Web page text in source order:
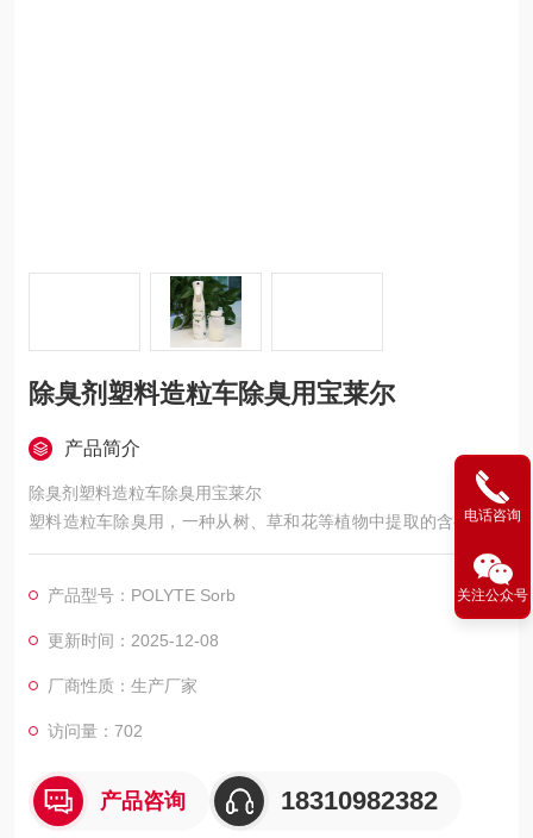
除臭剂塑料造粒车除臭用宝莱尔
产品简介
除臭剂塑料造粒车除臭用宝莱尔
塑料造粒车除臭用，一种从树、草和花等植物中提取的含有气味
的有机物，经改性和复配而成的除臭剂，可去除垃圾焚烧电厂臭
产品型号：POLYTE Sorb
更新时间：2025-12-08
厂商性质：生产厂家
访问量：702
产品咨询 18310982382
电话咨询
关注公众号